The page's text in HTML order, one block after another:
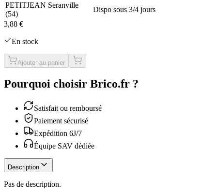
PETITJEAN Seranville
(54)
Dispo sous 3/4 jours
3,88 €
En stock
Ajouter au panier
Pourquoi choisir Brico.fr ?
Satisfait ou remboursé
Paiement sécurisé
Expédition 6J/7
Équipe SAV dédiée
Description
Pas de description.